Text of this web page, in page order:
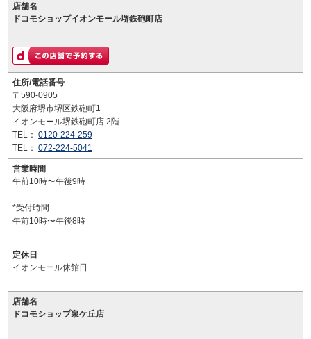
店舗名
ドコモショップイオンモール堺鉄砲町店
住所/電話番号
〒590-0905
大阪府堺市堺区鉄砲町1
イオンモール堺鉄砲町店 2階
TEL： 0120-224-259
TEL： 072-224-5041
営業時間
午前10時〜午後9時
*受付時間
午前10時〜午後8時
定休日
イオンモール休館日
店舗名
ドコモショップ泉ケ丘店